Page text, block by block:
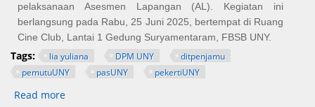
pelaksanaan Asesmen Lapangan (AL). Kegiatan ini
berlangsung pada Rabu, 25 Juni 2025, bertempat di Ruang
Cine Club, Lantai 1 Gedung Suryamentaram, FBSB UNY.
Tags: lia yuliana DPM UNY
ditpenjamu
pemutuUNY
pasUNY pekertiUNY
Read more